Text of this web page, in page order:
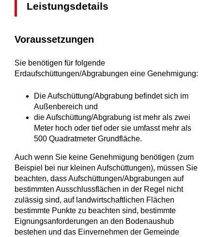
Leistungsdetails
Voraussetzungen
Sie benötigen für folgende
Erdaufschüttungen/Abgrabungen eine Genehmigung:
Die Aufschüttung/Abgrabung befindet sich im
Außenbereich und
die Aufschüttung/Abgrabung ist mehr als zwei
Meter hoch oder tief oder sie umfasst mehr als
500 Quadratmeter Grundfläche.
Auch wenn Sie keine Genehmigung benötigen (zum
Beispiel bei nur kleinen Aufschüttungen), müssen Sie
beachten, dass Aufschüttungen/Abgrabungen auf
bestimmten Ausschlussflächen in der Regel nicht
zulässig sind, auf landwirtschaftlichen Flächen
bestimmte Punkte zu beachten sind, bestimmte
Eignungsanforderungen an den Bodenaushub
bestehen und das Einvernehmen der Gemeinde